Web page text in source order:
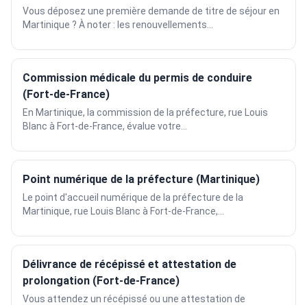
Vous déposez une première demande de titre de séjour en
Martinique ? À noter : les renouvellements...
Commission médicale du permis de conduire
(Fort-de-France)
En Martinique, la commission de la préfecture, rue Louis
Blanc à Fort-de-France, évalue votre...
Point numérique de la préfecture (Martinique)
Le point d'accueil numérique de la préfecture de la
Martinique, rue Louis Blanc à Fort-de-France,...
Délivrance de récépissé et attestation de
prolongation (Fort-de-France)
Vous attendez un récépissé ou une attestation de